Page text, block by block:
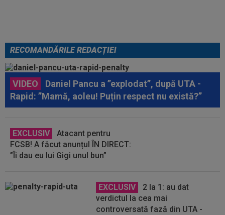
RECOMANDĂRILE REDACȚIEI
VIDEO
Daniel Pancu a ”explodat”, după UTA -
Rapid: ”Mamă, aoleu! Puțin respect nu există?”
EXCLUSIV
Atacant pentru
FCSB! A făcut anunțul ÎN DIRECT:
”Îi dau eu lui Gigi unul bun”
EXCLUSIV
2 la 1: au dat
verdictul la cea mai
controversată fază din UTA -